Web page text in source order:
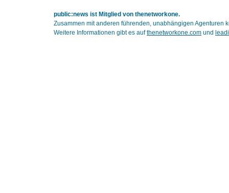
public:news ist Mitglied von thenetworkone.
Zusammen mit anderen führenden, unabhängigen Agenturen
Weitere Informationen gibt es aufthenetworkone.com und